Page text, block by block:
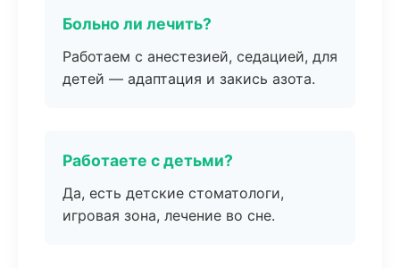
Больно ли лечить?
Работаем с анестезией, седацией, для
детей — адаптация и закись азота.
Работаете с детьми?
Да, есть детские стоматологи,
игровая зона, лечение во сне.